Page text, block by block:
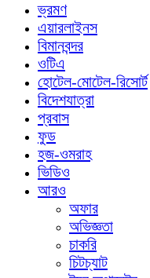
ভ্রমণ
এয়ারলাইনস
বিমানবন্দর
ওটিএ
হোটেল-মোটেল-রিসোর্ট
বিদেশযাত্রা
প্রবাস
ফুড
হজ-ওমরাহ
ভিডিও
আরও
অফার
অভিজ্ঞতা
চাকরি
চিটচ্যাট